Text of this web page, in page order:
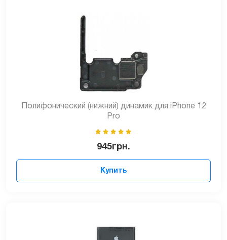
Полифонический (нижний) динамик для iPhone 12
Pro
945грн.
Купить